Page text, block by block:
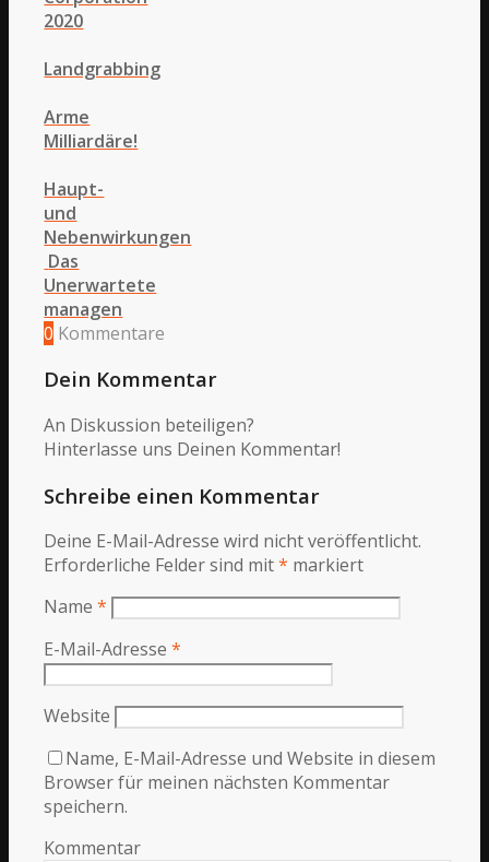
2020
Landgrabbing
Arme
Milliardäre!
Haupt-
und
Nebenwirkungen
Das
Unerwartete
managen
0 Kommentare
Dein Kommentar
An Diskussion beteiligen?
Hinterlasse uns Deinen Kommentar!
Schreibe einen Kommentar
Deine E-Mail-Adresse wird nicht veröffentlicht.
Erforderliche Felder sind mit* markiert
Name*
E-Mail-Adresse*
Website
Name, E-Mail-Adresse und Website in diesem
Browser für meinen nächsten Kommentar
speichern.
Kommentar